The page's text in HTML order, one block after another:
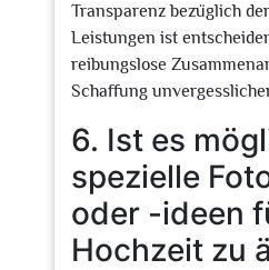
Transparenz bezüglich
Leistungen ist
reibungslose
Schaffung
6. Ist es
spezielle
oder -ideen
Hochzeit zu